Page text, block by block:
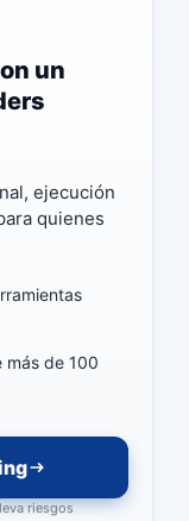
un
ejecución
quienes
más de 100
riesgos